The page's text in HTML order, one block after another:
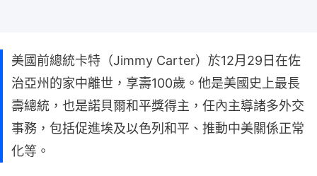
美國前總統卡特（Jimmy Carter）於12月29日在佐
治亞州的家中離世，享壽100歲。他是美國史上最長
壽總統，也是諾貝爾和平獎得主，任內主導諸多外交
事務，包括促進埃及以色列和平、推動中美關係正常
化等。